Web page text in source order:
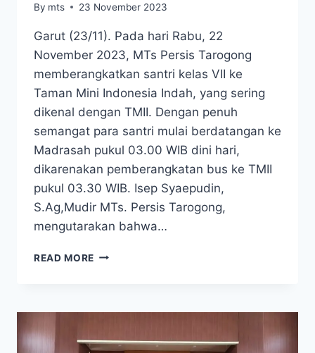
By mts 23 November 2023
Garut (23/11). Pada hari Rabu, 22
November 2023, MTs Persis Tarogong
memberangkatkan santri kelas VII ke
Taman Mini Indonesia Indah, yang sering
dikenal dengan TMII. Dengan penuh
semangat para santri mulai berdatangan ke
Madrasah pukul 03.00 WIB dini hari,
dikarenakan pemberangkatan bus ke TMII
pukul 03.30 WIB. Isep Syaepudin,
S.Ag,Mudir MTs. Persis Tarogong,
mengutarakan bahwa…
READ MORE